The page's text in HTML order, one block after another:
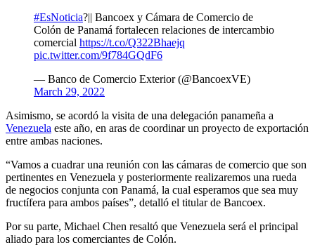
#EsNoticia?|| Bancoex y Cámara de Comercio de
Colón de Panamá fortalecen relaciones de intercambio
comercial https://t.co/Q322Bhaejq
pic.twitter.com/9f784GQdF6
— Banco de Comercio Exterior (@BancoexVE)
March 29, 2022
Asimismo, se acordó la visita de una delegación panameña a
Venezuela este año, en aras de coordinar un proyecto de exportación
entre ambas naciones.
“Vamos a cuadrar una reunión con las cámaras de comercio que son
pertinentes en Venezuela y posteriormente realizaremos una rueda
de negocios conjunta con Panamá, la cual esperamos que sea muy
fructífera para ambos países”, detalló el titular de Bancoex.
Por su parte, Michael Chen resaltó que Venezuela será el principal
aliado para los comerciantes de Colón.